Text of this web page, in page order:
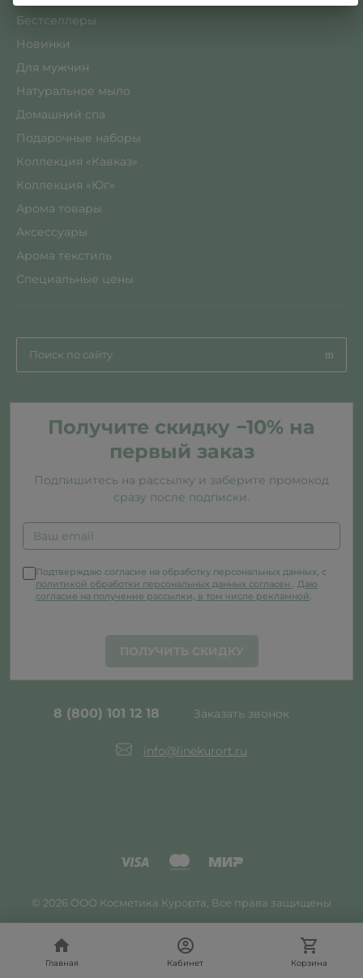
Главная Кабинет Корзина
Главная Кабинет Корзина
Бестселлеры
Новинки
Для мужчин
Натуральное мыло
Домашний спа
Подарочные наборы
Коллекция «Кавказ»
Коллекция «Юг»
Арома товары
Аксессуары
Арома текстиль
Специальные цены
info@linekurort.ru
8 (800) 101 12 18 Заказать звонок
Получите скидку −10% на
первый заказ
Подпишитесь на рассылку и заберите промокод
сразу после подписки.
Подтверждаю согласие на обработку персональных данных, с
политикой обработки персональных данных согласен
Даю
согласие на получение рассылки, в том числе рекламной
ПОЛУЧИТЬ СКИДКУ
© 2026 ООО Косметика Курорта, Все права защищены